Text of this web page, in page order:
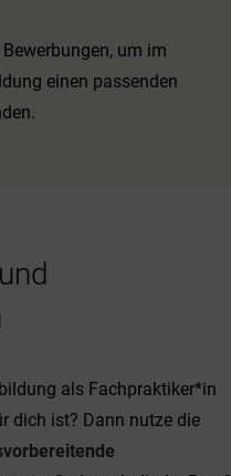
um im
einen passenden
als Fachpraktiker*in
dich ist? Dann nutze die